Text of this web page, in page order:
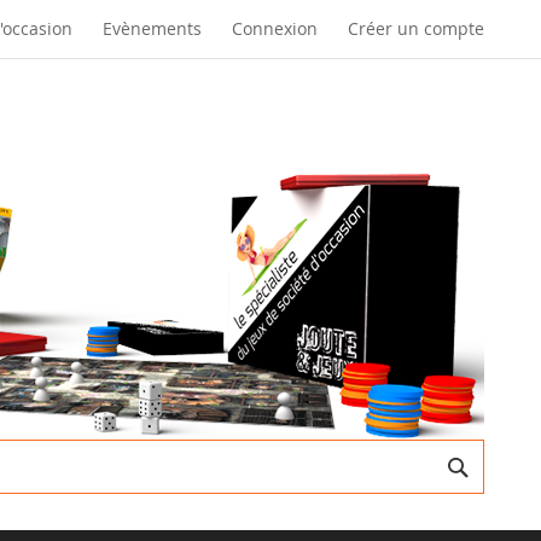
Evènements Connexion Créer un compte